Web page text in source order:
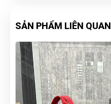
SẢN PHẨM LIÊN QUAN